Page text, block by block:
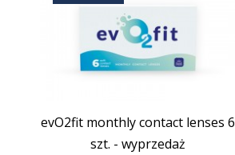
evO2fit monthly contact lenses 6
szt. - wyprzedaż